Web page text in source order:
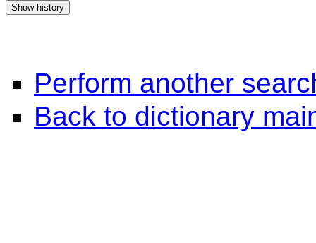
Perform another
Back to dictionary